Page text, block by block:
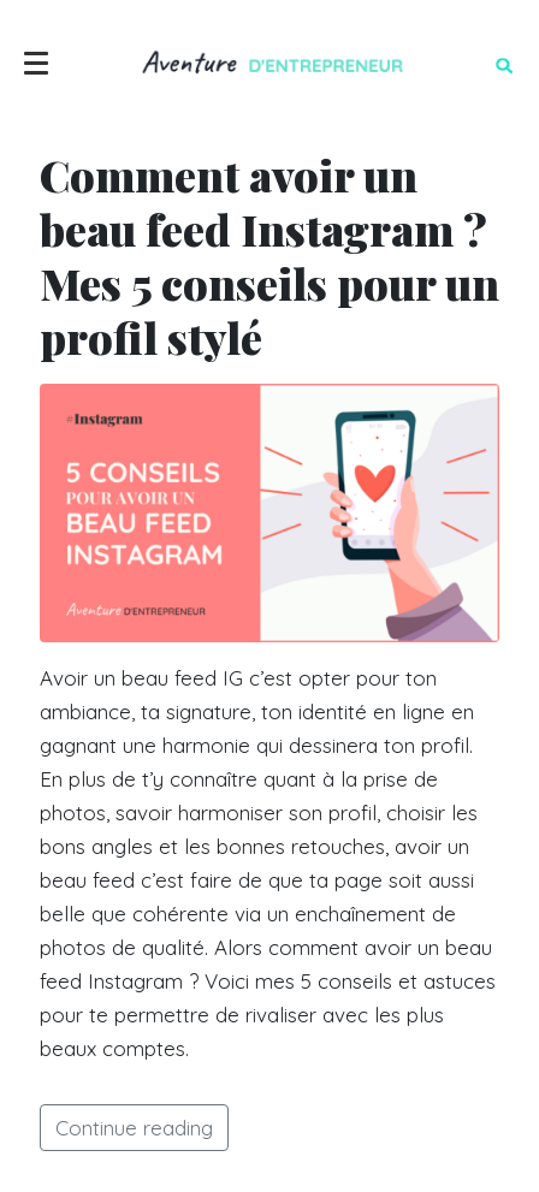
Comment avoir un
beau feed Instagram ?
Mes 5 conseils pour un
profil stylé
Avoir un beau feed IG c’est opter pour ton
ambiance, ta signature, ton identité en ligne en
gagnant une harmonie qui dessinera ton profil.
En plus de t’y connaître quant à la prise de
photos, savoir harmoniser son profil, choisir les
bons angles et les bonnes retouches, avoir un
beau feed c’est faire de que ta page soit aussi
belle que cohérente via un enchaînement de
photos de qualité. Alors comment avoir un beau
feed Instagram ? Voici mes 5 conseils et astuces
pour te permettre de rivaliser avec les plus
beaux comptes.
Continue reading